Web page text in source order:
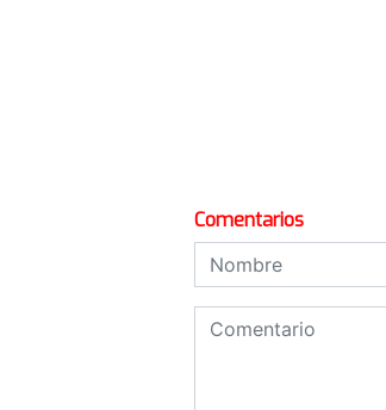
Comentarios